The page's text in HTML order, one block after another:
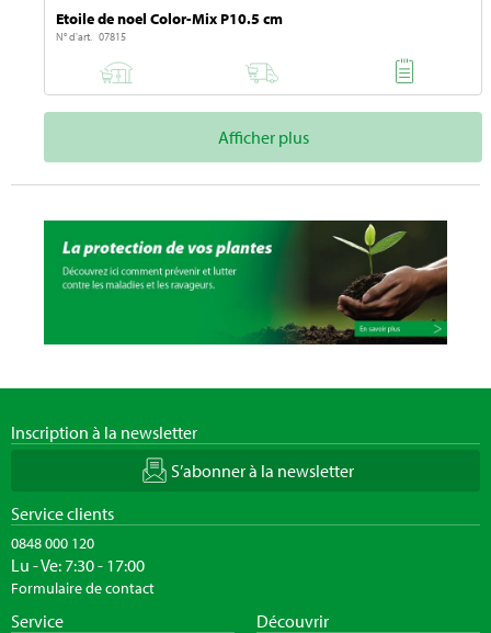
Etoile de noel Color-Mix P10.5 cm
N° d'art. 07815
Afficher plus
Inscription à la newsletter
S’abonner à la newsletter
Service clients
0848 000 120
Lu - Ve: 7:30 - 17:00
Formulaire de contact
Service Découvrir